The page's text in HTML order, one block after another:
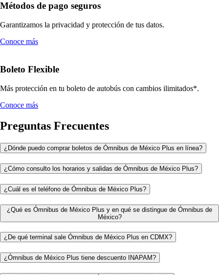
Métodos de pago seguros
Garantizamos la privacidad y protección de tus datos.
Conoce más
Boleto Flexible
Más protección en tu boleto de autobús con cambios ilimitados*.
Conoce más
Preguntas Frecuentes
¿Dónde puedo comprar boletos de Ómnibus de México Plus en línea?
¿Cómo consulto los horarios y salidas de Ómnibus de México Plus?
¿Cuál es el teléfono de Ómnibus de México Plus?
¿Qué es Ómnibus de México Plus y en qué se distingue de Ómnibus de
México?
¿De qué terminal sale Ómnibus de México Plus en CDMX?
¿Ómnibus de México Plus tiene descuento INAPAM?